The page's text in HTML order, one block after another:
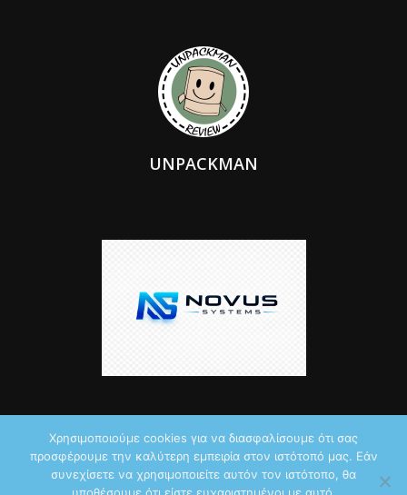
UNPACKMAN
© 2026 by iTechNews.gr
Χρησιμοποιούμε cookies για να διασφαλίσουμε ότι σας
προσφέρουμε την καλύτερη εμπειρία στον ιστότοπό μας. Εάν
συνεχίσετε να χρησιμοποιείτε αυτόν τον ιστότοπο, θα